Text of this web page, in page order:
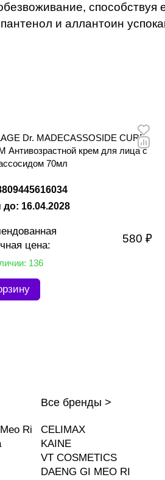
способствуя
и аллантоин
Dr. MADECASSOSIDE CURE
Антивозрастной крем для лица с
70мл
до: 16.04.2028
цена:
580 ₽
136
Ri
Все бренды >
CELIMAX
KAINE
VT COSMETICS
DAENG GI MEO RI